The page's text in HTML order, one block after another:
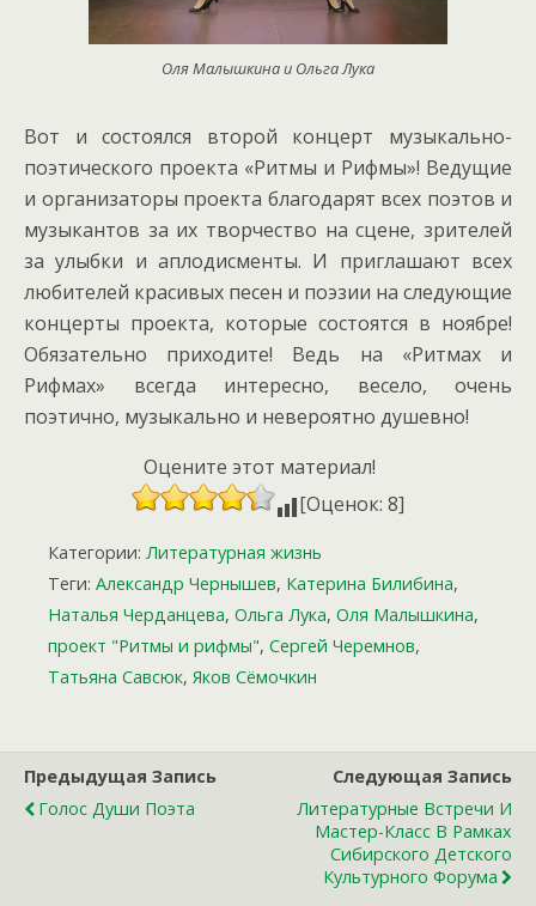
Оля Малышкина и Ольга Лука
Вот и состоялся второй концерт музыкально-
поэтического проекта «Ритмы и Рифмы»! Ведущие
и организаторы проекта благодарят всех поэтов и
музыкантов за их творчество на сцене, зрителей
за улыбки и аплодисменты. И приглашают всех
любителей красивых песен и поэзии на следующие
концерты проекта, которые состоятся в ноябре!
Обязательно приходите! Ведь на «Ритмах и
Рифмах» всегда интересно, весело, очень
поэтично, музыкально и невероятно душевно!
Оцените этот материал!
[Оценок: 8]
Категории: Литературная жизнь
Теги: Александр Чернышев, Катерина Билибина,
Наталья Черданцева, Ольга Лука, Оля Малышкина,
проект "Ритмы и рифмы", Сергей Черемнов,
Татьяна Савсюк, Яков Сёмочкин
Предыдущая Запись
Голос Души Поэта
Следующая Запись
Литературные Встречи И
Мастер-Класс В Рамках
Сибирского Детского
Культурного Форума